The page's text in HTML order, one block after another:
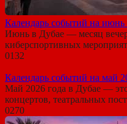
Календарь событий на июнь
Июнь в Дубае — месяц
киберспортивных
0132
Календарь событий на май
Май 2026 года в Дубае —
концертов, театральных
0270